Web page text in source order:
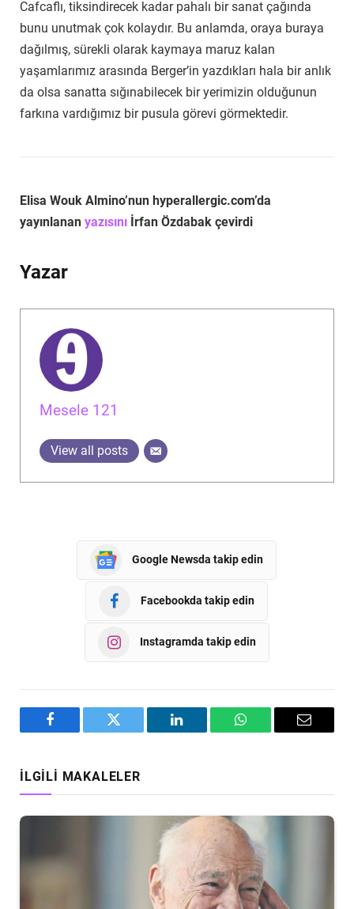
Cafcaflı, tiksindirecek kadar pahalı bir sanat çağında
bunu unutmak çok kolaydır. Bu anlamda, oraya buraya
dağılmış, sürekli olarak kaymaya maruz kalan
yaşamlarımız arasında Berger’in yazdıkları hala bir anlık
da olsa sanatta sığınabilecek bir yerimizin olduğunun
farkına vardığımız bir pusula görevi görmektedir.
Elisa Wouk Almino’nun hyperallergic.com’da
yayınlanan yazısını İrfan Özdabak çevirdi
Yazar
Mesele 121
View all posts
Google Newsda takip edin
Facebookda takip edin
Instagramda takip edin
Facebook Twitter LinkedIn WhatsAppEmail
İLGILI MAKALELER